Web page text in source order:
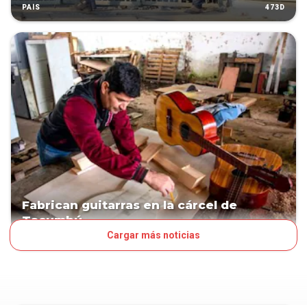
PAÍS 473D
Fabrican guitarras en la cárcel de
Tacumbú
Cargar más noticias